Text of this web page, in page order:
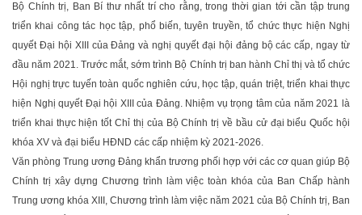
Bộ Chính trị, Ban Bí thư nhất trí cho rằng, trong thời gian tới cần tập trung
triển khai công tác học tập, phổ biến, tuyên truyền, tổ chức thực hiện Nghị
quyết Đại hội XIII của Đảng và nghị quyết đại hội đảng bộ các cấp, ngay từ
đầu năm 2021. Trước mắt, sớm trình Bộ Chính trị ban hành Chỉ thị và tổ chức
Hội nghị trực tuyến toàn quốc nghiên cứu, học tập, quán triệt, triển khai thực
hiện Nghị quyết Đại hội XIII của Đảng. Nhiệm vụ trọng tâm của năm 2021 là
triển khai thực hiện tốt Chỉ thị của Bộ Chính trị về bầu cử đại biểu Quốc hội
khóa XV và đại biểu HĐND các cấp nhiệm kỳ 2021-2026.
Văn phòng Trung ương Đảng khẩn trương phối hợp với các cơ quan giúp Bộ
Chính trị xây dựng Chương trình làm việc toàn khóa của Ban Chấp hành
Trung ương khóa XIII, Chương trình làm việc năm 2021 của Bộ Chính trị, Ban